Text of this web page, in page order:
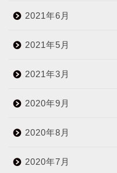
2021年6月
2021年5月
2021年3月
2020年9月
2020年8月
2020年7月